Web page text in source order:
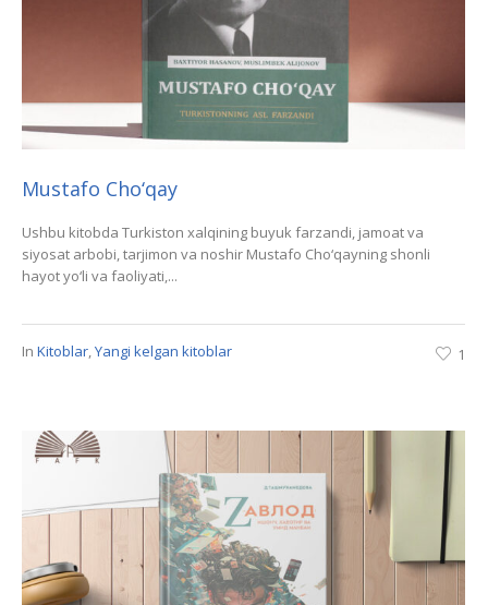
Mustafo Cho‘qay
Ushbu kitobda Turkiston xalqining buyuk farzandi, jamoat va
siyosat arbobi, tarjimon va noshir Mustafo Cho‘qayning shonli
hayot yo‘li va faoliyati,...
In Kitoblar,Yangi kelgan kitoblar 1